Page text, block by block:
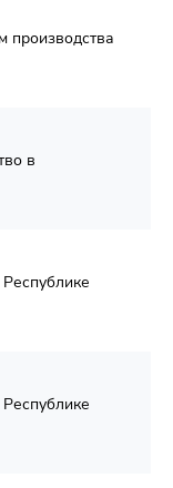
производства
в